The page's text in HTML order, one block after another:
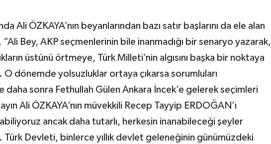
Ali ÖZKAYA’nın beyanlarından bazı satır başlarını da ele alan
Bey, AKP seçmenlerinin bile inanmadığı bir senaryo yazarak,
üstünü örtmeye, Türk Milleti’nin algısını başka bir noktaya
O dönemde yolsuzluklar ortaya çıkarsa sorumluları
daha sonra Fethullah Gülen Ankara İncek’e gelerek seçimleri
Ali ÖZKAYA’nın müvekkili Recep Tayyip ERDOĞAN’ı
ancak daha tutarlı, herkesin inanabileceği şeyler
Devleti, binlerce yıllık devlet geleneğinin günümüzdeki